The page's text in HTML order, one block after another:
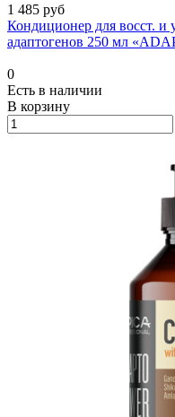
1 485 руб
Кондиционер для восст. и
адаптогенов 250 мл
0
Есть в наличии
В корзину